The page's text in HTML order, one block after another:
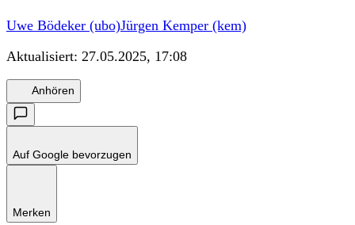
Uwe Bödeker (ubo)Jürgen Kemper (kem)
Aktualisiert: 27.05.2025, 17:08
Anhören
Auf Google bevorzugen
Merken